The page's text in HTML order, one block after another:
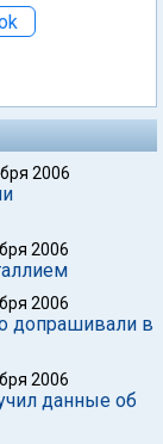
2006
2006
2006
допрашивали в
2006
данные об